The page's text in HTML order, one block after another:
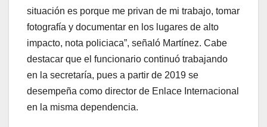
situación es porque me privan de mi trabajo, tomar
fotografía y documentar en los lugares de alto
impacto, nota policiaca”, señaló Martínez. Cabe
destacar que el funcionario continuó trabajando
en la secretaría, pues a partir de 2019 se
desempeña como director de Enlace Internacional
en la misma dependencia.